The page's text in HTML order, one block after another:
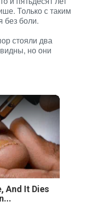
Только с таким
без боли.
стояли два
но они
And It Dies